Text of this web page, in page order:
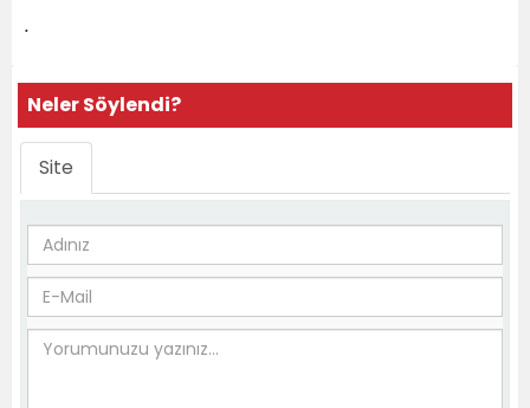
.
Neler Söylendi?
Site